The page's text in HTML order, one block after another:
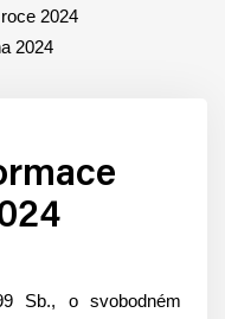
2024
2024
Sb., o svobodném